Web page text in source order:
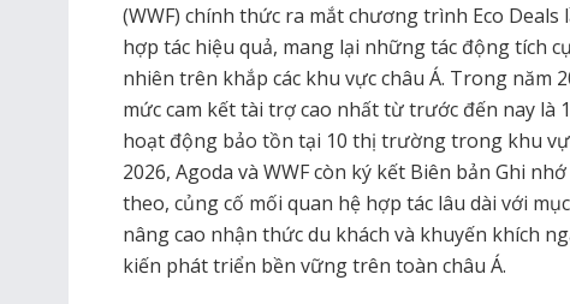
(WWF) chính thức ra mắt chương trình Eco
hợp tác hiệu quả, mang lại những tác động tích
nhiên trên khắp các khu vực châu Á. Trong năm
mức cam kết tài trợ cao nhất từ trước đến nay là
hoạt động bảo tồn tại 10 thị trường trong khu
2026, Agoda và WWF còn ký kết Biên bản Ghi
theo, củng cố mối quan hệ hợp tác lâu dài với
nâng cao nhận thức du khách và khuyến khích
kiến phát triển bền vững trên toàn châu Á.